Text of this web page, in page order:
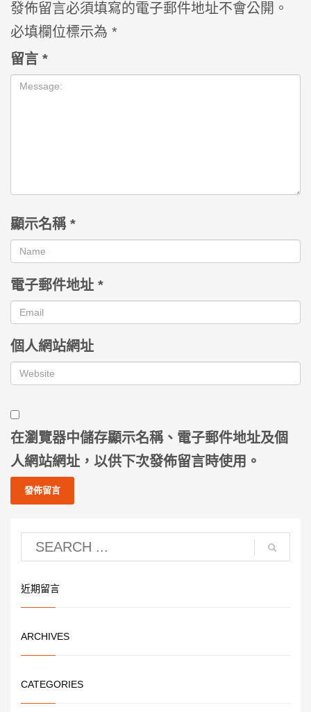
發佈留言必須填寫的電子郵件地址不會公開。
必填欄位標示為 *
留言 *
顯示名稱 *
電子郵件地址 *
個人網站網址
在瀏覽器中儲存顯示名稱、電子郵件地址及個
人網站網址，以供下次發佈留言時使用。
近期留言
ARCHIVES
CATEGORIES